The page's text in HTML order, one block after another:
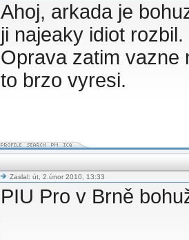
Ahoj, arkada je
ji najeaky idiot
Oprava zatim vazne
to brzo vyresi.
Zaslal: út, 2.únor 2010, 13:33
PIU Pro v Brně